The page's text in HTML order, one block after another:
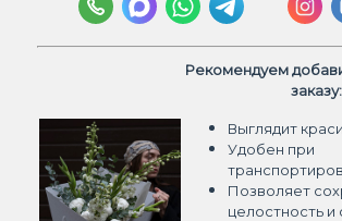
Рекомендуем
заказу:
Выглядит
Удобен при
Позволяет
целостность и